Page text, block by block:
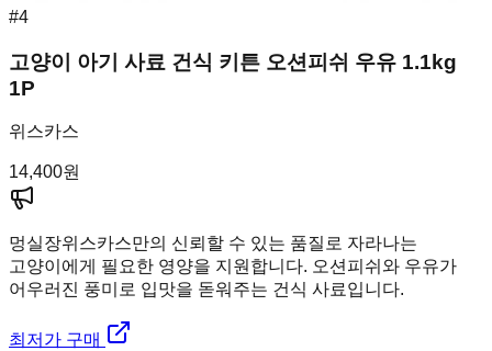
#4
고양이 아기 사료 건식 키튼 오션피쉬 우유 1.1kg
1P
위스카스
14,400원
멍실장위스카스만의 신뢰할 수 있는 품질로 자라나는
고양이에게 필요한 영양을 지원합니다. 오션피쉬와 우유가
어우러진 풍미로 입맛을 돋워주는 건식 사료입니다.
최저가 구매